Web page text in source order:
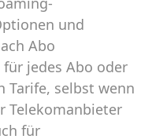
und
Abo
jedes Abo oder
Tarife, selbst wenn
Telekomanbieter
für